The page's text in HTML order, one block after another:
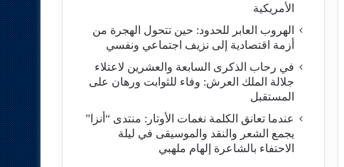
الأمريكية
​الهروب العابر للحدود: حين تتحول الهجرة من
أزمة اقتصادية إلى نزيف اجتماعي ونفسي
في رحاب الذكرى السابعة والعشرين لاعتلاء
جلالة الملك العرش: وفاء للثوابت ورهان على
المستقبل
​عندما تعانق الكلمة نغمات الأوتار: منتدى “أنزا”
يجمع الشعر والنقد والموسيقى في ليلة
الاحتفاء بالشاعرة إلهام ملهبي